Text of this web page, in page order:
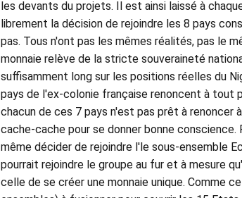
les devants du projets. Il est ainsi laissé à
librement la décision de rejoindre les 8 pays
pas. Tous n'ont pas les mêmes réalités, pas le
monnaie relève de la stricte souveraineté
suffisamment long sur les positions réelles du
pays de l'ex-colonie française renoncent à tout
chacun de ces 7 pays n'est pas prêt à renoncer
cache-cache pour se donner bonne
même décider de rejoindre l'le sous-ensemble
pourrait rejoindre le groupe au fur et à mesure
celle de se créer une monnaie unique. Comme